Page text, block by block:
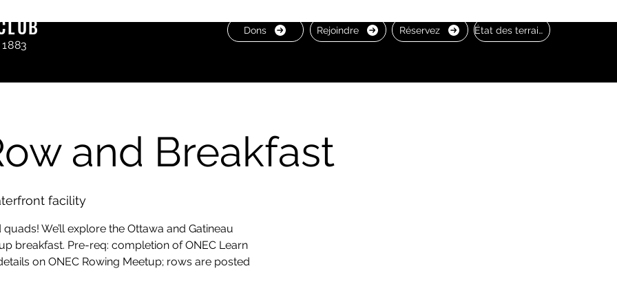
Dons Rejoindre Réservez État des terrains
and Breakfast
facility
We’ll explore the Ottawa and Gatineau
breakfast. Pre-req: completion of ONEC Learn
on ONEC Rowing Meetup; rows are posted